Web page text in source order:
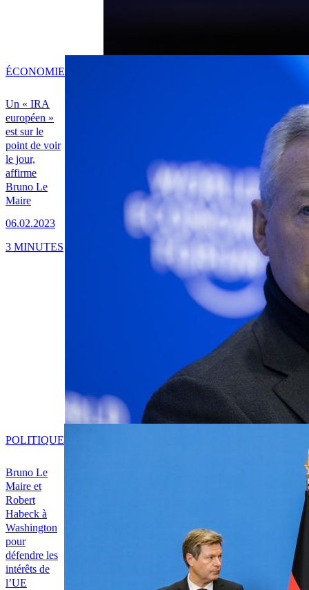
Un « IRA
européen »
est sur le
point de voir
le jour,
affirme
Bruno Le
Maire
06.02.2023
ÉCONOMIE
3 MINUTES
Bruno Le
Maire et
Robert
Habeck à
Washington
pour
défendre les
intérêts de
l’UE
POLITIQUE